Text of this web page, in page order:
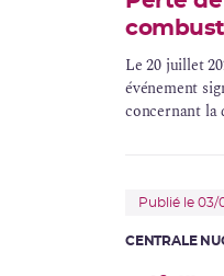
Le 20 juillet
événement
concernant la
Publié le 03/
CENTRALE